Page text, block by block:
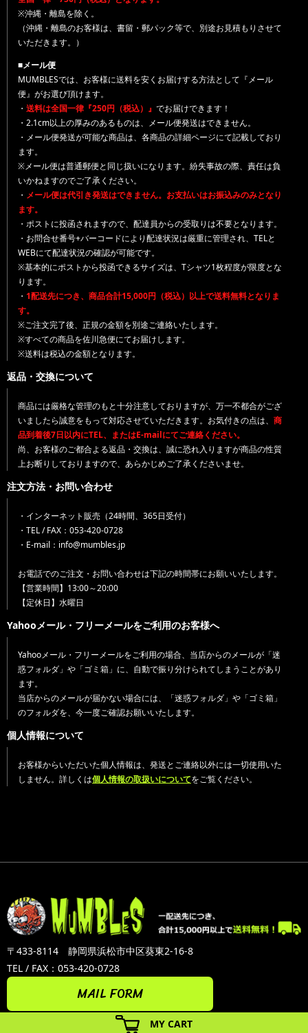
MY CART
※沖縄・離島を除く。
（沖縄・離島のお客様は、書留・郵パック等で、別途お見積もりさせて
いただきます。）
■メール便
MUMBLESでは、お客様に送料を安くお届けする方法として『メール
便』がお選び頂けます。
・ 送料は全国一律『250円（税込）』 でお届けできます！
・2.1cm以上の厚みのあるものは、メール便発送はできません。
・メール便発送が可能な商品は、各商品の詳細ページにて記載しており
ます。
※メール便は普通郵便と同じ扱いになります。紛失事故の際、責任は負
いかねますのでご了承ください。
・ メール便は代引き発送はできません。お支払いはお振込みのみとなり
ます。
・ポストに投函されますので、配達員からの受取りは不要となります。
・お問合せ番号+バーコードにより配達状況は厳重に管理され、TELと
WEBにて配達状況の確認が可能です。
※基本的にポストから投函できるサイズは、Tシャツ1枚程度が限度とな
ります。
・ 1配送先につき、商品合計15,000円（税込）以上で送料無料となりま
す。
※ご注文完了後、正規の金額を別途ご連絡いたします。
※すべての商品を佐川急便にてお届けします。
※送料は税込の金額となります。
返品・交換について
商品には厳格な管理のもと十分注意しておりますが、万一不都合がござ
いましたら誠意をもって対応させていただきます。お気付きの点は、 商
品到着後7日以内にTEL、またはE-mailにてご連絡ください。
尚、お客様のご都合よる返品・交換は、誠に恐れ入りますが商品の性質
上お断りしておりますので、あらかじめご了承くださいませ。
注文方法・お問い合わせ
・インターネット販売（24時間、365日受付）
・TEL / FAX：053-420-0728
・E-mail：info@mumbles.jp
お電話でのご注文・お問い合わせは下記の時間帯にお願いいたします。
【営業時間】13:00～20:00
【定休日】水曜日
Yahooメール・フリーメールをご利用のお客様へ
Yahooメール・フリーメールをご利用の場合、当店からのメールが「迷
惑フォルダ」や「ゴミ箱」に、自動で振り分けられてしまうことがあり
ます。
当店からのメールが届かない場合には、「迷惑フォルダ」や「ゴミ箱」
のフォルダを、今一度ご確認お願いいたします。
個人情報について
お客様からいただいた個人情報は、発送とご連絡以外には一切使用いた
しません。詳しくは個人情報の取扱いについてをご覧ください。
〒433-8114 静岡県浜松市中区葵東2-16-8
TEL / FAX：053-420-0728
MAIL FORM